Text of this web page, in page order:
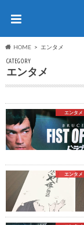
HOME エンタメ
CATEGORY
エンタメ
エンタメ
エンタメ